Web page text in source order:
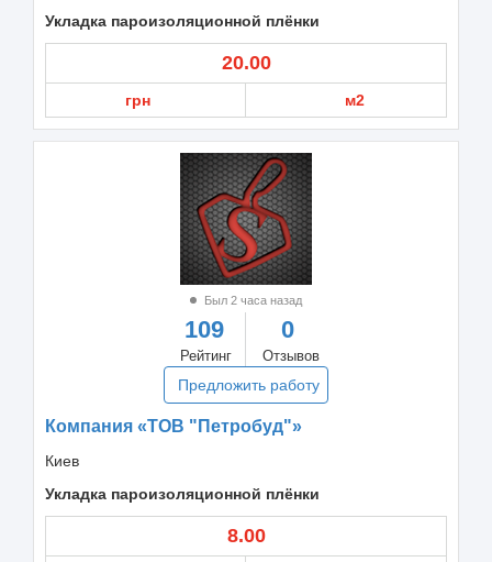
Укладка пароизоляционной плёнки
20.00
грн м2
Был 2 часа назад
109
Рейтинг
0
Отзывов
Предложить работу
Компания «ТОВ "Петробуд"»
Киев
Укладка пароизоляционной плёнки
8.00